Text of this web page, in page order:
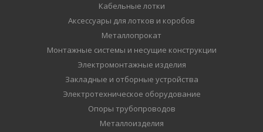
Кабельные лотки
Аксессуары для лотков и коробов
Металлопрокат
Монтажные системы и несущие конструкции
Электромонтажные изделия
Закладные и отборные устройства
Электротехническое оборудование
Опоры трубопроводов
Металлоизделия